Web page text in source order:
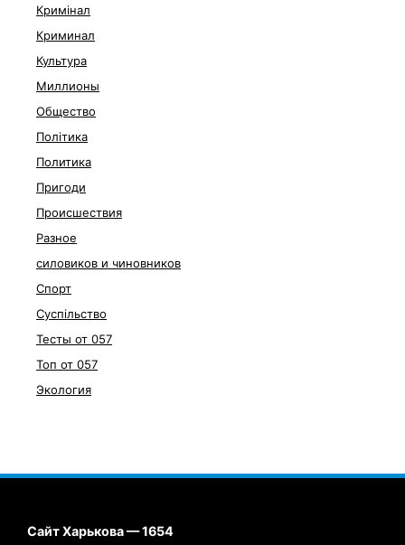
Кримінал
Криминал
Культура
Миллионы
Общество
Політика
Политика
Пригоди
Происшествия
Разное
силовиков и чиновников
Спорт
Суспільство
Тесты от 057
Топ от 057
Экология
Сайт Харькова — 1654